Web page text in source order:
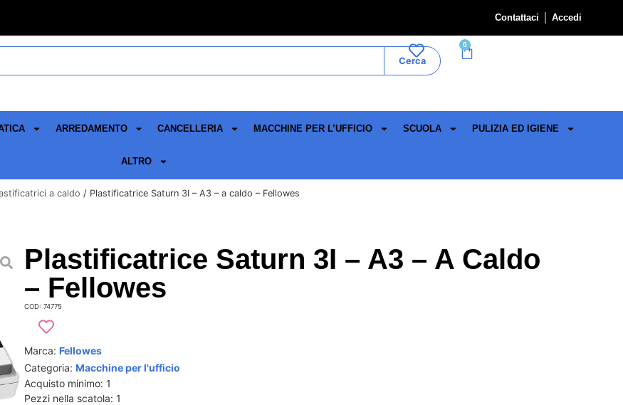
Contattaci Accedi
Cerca
0
ARREDAMENTO CANCELLERIA MACCHINE PER L’UFFICIO SCUOLA PULIZIA ED IGIENE
ALTRO
a caldo / Plastificatrice Saturn 3I – A3 – a caldo – Fellowes
Plastificatrice Saturn 3I – A3 – A Caldo
– Fellowes
COD: 74775
Marca: Fellowes
Categoria: Macchine per l'ufficio
Acquisto minimo: 1
Pezzi nella scatola: 1